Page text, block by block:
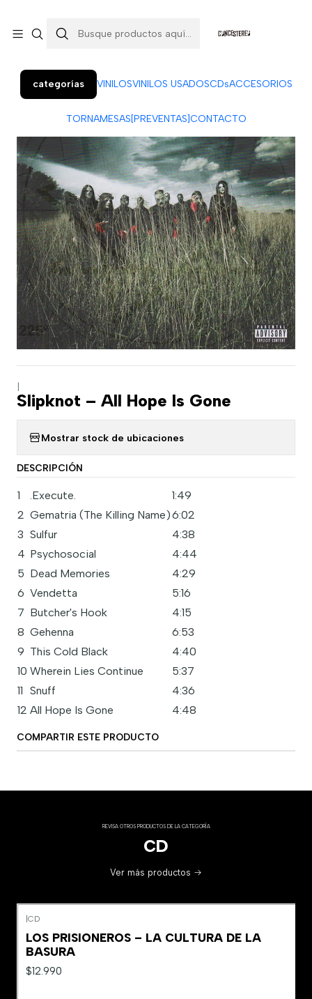
categorías VINILOSVINILOS USADOSCDsACCESORIOS
TORNAMESAS[PREVENTAS]CONTACTO
Slipknot – All Hope Is Gone
Mostrar stock de ubicaciones
DESCRIPCIÓN
1 .Execute.
1:49
2 Gematria (The Killing Name)6:02
3 Sulfur
4:38
4 Psychosocial
4:44
5 Dead Memories
4:29
6 Vendetta
5:16
7 Butcher's Hook
4:15
8 Gehenna
6:53
9 This Cold Black
4:40
10 Wherein Lies Continue
5:37
11 Snuff
4:36
12 All Hope Is Gone 4:48
COMPARTIR ESTE PRODUCTO
REVISA OTROS PRODUCTOS DE LA CATEGORÍA
CD
Ver más productos
CD
LOS PRISIONEROS – LA CULTURA DE LA
BASURA
$12.990